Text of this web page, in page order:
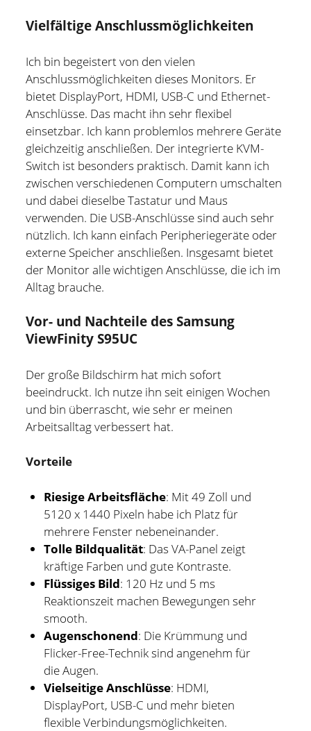
Vielfältige Anschlussmöglichkeiten
Ich bin begeistert von den vielen
Anschlussmöglichkeiten dieses Monitors. Er
bietet DisplayPort, HDMI, USB-C und Ethernet-
Anschlüsse. Das macht ihn sehr flexibel
einsetzbar. Ich kann problemlos mehrere Geräte
gleichzeitig anschließen. Der integrierte KVM-
Switch ist besonders praktisch. Damit kann ich
zwischen verschiedenen Computern umschalten
und dabei dieselbe Tastatur und Maus
verwenden. Die USB-Anschlüsse sind auch sehr
nützlich. Ich kann einfach Peripheriegeräte oder
externe Speicher anschließen. Insgesamt bietet
der Monitor alle wichtigen Anschlüsse, die ich im
Alltag brauche.
Vor- und Nachteile des Samsung
ViewFinity S95UC
Der große Bildschirm hat mich sofort
beeindruckt. Ich nutze ihn seit einigen Wochen
und bin überrascht, wie sehr er meinen
Arbeitsalltag verbessert hat.
Vorteile
Riesige Arbeitsfläche: Mit 49 Zoll und
5120 x 1440 Pixeln habe ich Platz für
mehrere Fenster nebeneinander.
Tolle Bildqualität: Das VA-Panel zeigt
kräftige Farben und gute Kontraste.
Flüssiges Bild: 120 Hz und 5 ms
Reaktionszeit machen Bewegungen sehr
smooth.
Augenschonend: Die Krümmung und
Flicker-Free-Technik sind angenehm für
die Augen.
Vielseitige Anschlüsse: HDMI,
DisplayPort, USB-C und mehr bieten
flexible Verbindungsmöglichkeiten.